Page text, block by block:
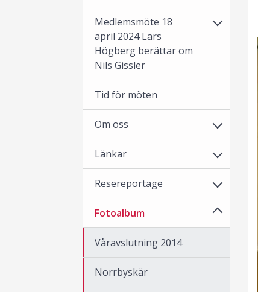
Medlemsmöte 18
april 2024 Lars
Högberg berättar om
Nils Gissler
Tid för möten
Om oss
Länkar
Resereportage
Fotoalbum
Våravslutning 2014
Norrbyskär